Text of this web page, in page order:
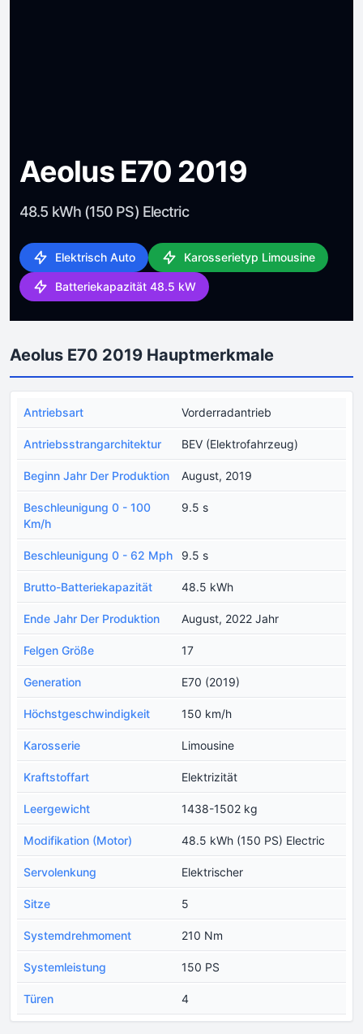
Aeolus E70 2019
48.5 kWh (150 PS) Electric
Elektrisch Auto Karosserietyp Limousine
Batteriekapazität 48.5 kW
Aeolus E70 2019 Hauptmerkmale
Antriebsart Vorderradantrieb
Antriebsstrangarchitektur BEV (Elektrofahrzeug)
Beginn Jahr Der Produktion August, 2019
Beschleunigung 0 - 100
Km/h
9.5 s
Beschleunigung 0 - 62 Mph 9.5 s
Brutto-Batteriekapazität 48.5 kWh
Ende Jahr Der Produktion August, 2022 Jahr
Felgen Größe 17
Generation E70 (2019)
Höchstgeschwindigkeit 150 km/h
Karosserie Limousine
Kraftstoffart Elektrizität
Leergewicht 1438-1502 kg
Modifikation (Motor) 48.5 kWh (150 PS) Electric
Servolenkung Elektrischer
Sitze 5
Systemdrehmoment 210 Nm
Systemleistung 150 PS
Türen 4